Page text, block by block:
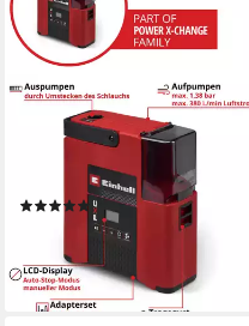
EINHELL
Kompressor SUPPERO
18/380, max. 1,38 bar, ohne
Akku und Ladegerät
(2)
89,95 €